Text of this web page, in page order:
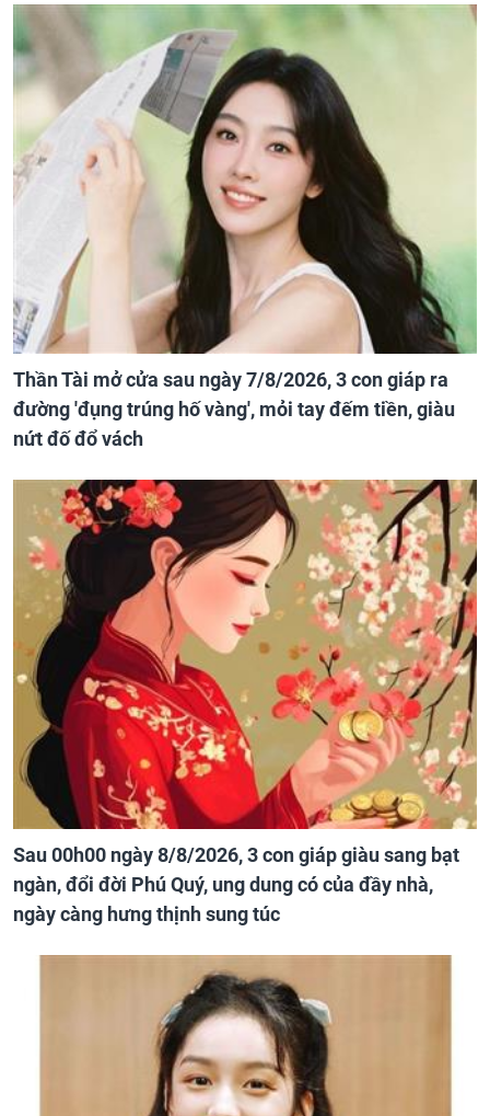
Thần Tài mở cửa sau ngày 7/8/2026, 3 con giáp ra
đường 'đụng trúng hố vàng', mỏi tay đếm tiền, giàu
nứt đố đổ vách
Sau 00h00 ngày 8/8/2026, 3 con giáp giàu sang bạt
ngàn, đổi đời Phú Quý, ung dung có của đầy nhà,
ngày càng hưng thịnh sung túc